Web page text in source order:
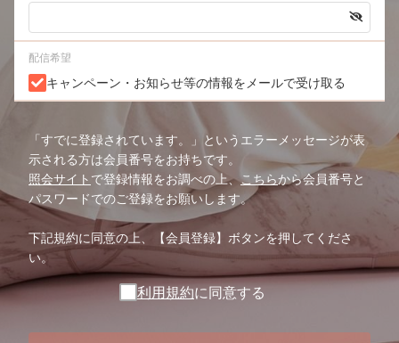
配信希望
キャンペーン・お知らせ等の情報をメールで受け取る
「すでに登録されています。」というエラーメッセージが表
示される方は会員番号をお持ちです。
照会サイト で登録情報をお調べの上、こちらから会員番号と
パスワードでのご登録をお願いします。
下記規約に同意の上、【会員登録】ボタンを押してくださ
い。
利用規約に同意する